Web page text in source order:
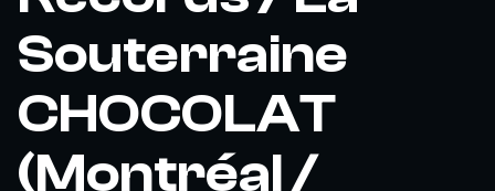
Souterraine
CHOCOLAT
(Montréal /